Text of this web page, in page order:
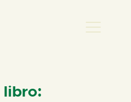
libro: